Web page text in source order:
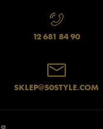
12 681 84 90
SKLEP@50STYLE.COM